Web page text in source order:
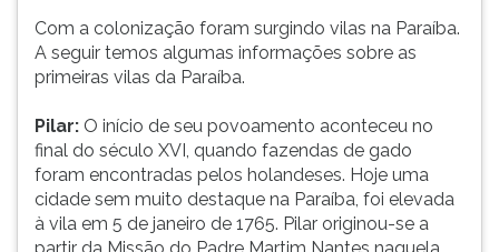
leitura
pressione
(primeira
tecla
esquerda
Com a colonização foram surgindo vilas na Paraíba.
A seguir temos algumas informações sobre as
primeiras vilas da Paraíba.
Pilar: O início de seu povoamento aconteceu no
final do século XVI, quando fazendas de gado
foram encontradas pelos holandeses. Hoje uma
cidade sem muito destaque na Paraíba, foi elevada
à vila em 5 de janeiro de 1765. Pilar originou-se a